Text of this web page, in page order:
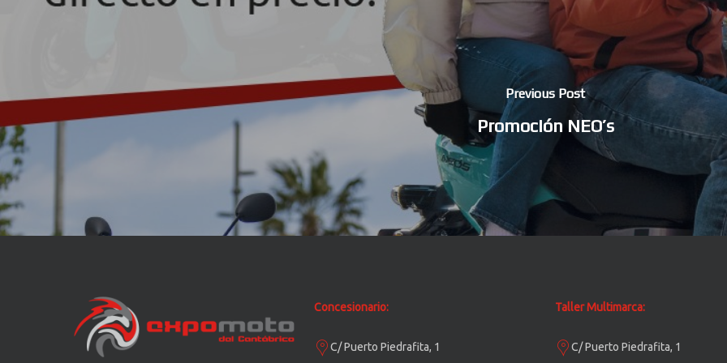
Previous Post
Promoción NEO’s
Concesionario:
C/ Puerto Piedrafita, 1
Taller Multimarca:
C/ Puerto Piedrafita, 1